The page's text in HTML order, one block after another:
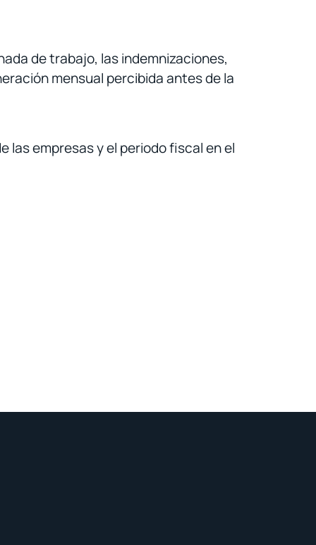
de trabajo, las indemnizaciones,
mensual percibida antes de la
las empresas y el periodo fiscal en el